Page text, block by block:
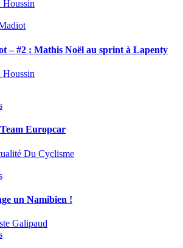
Houssin
– #2 : Mathis Noël au sprint à Lapenty
Houssin
Europcar
Du Cyclisme
un Namibien !
Galipaud